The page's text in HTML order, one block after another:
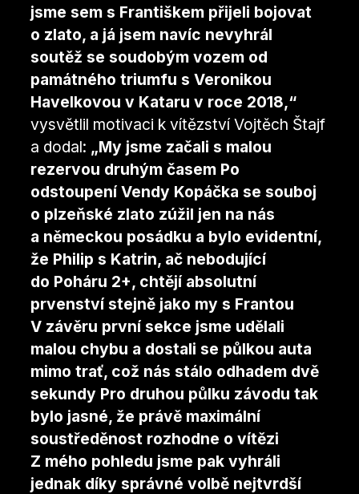
jsme sem s Františkem přijeli bojovat
o zlato, a já jsem navíc nevyhrál
soutěž se soudobým vozem od
památného triumfu s Veronikou
Havelkovou v Kataru v roce 2018,“
vysvětlil motivaci k vítězství Vojtěch Štajf
a dodal: „My jsme začali s malou
rezervou druhým časem Po
odstoupení Vendy Kopáčka se souboj
o plzeňské zlato zúžil jen na nás
a německou posádku a bylo evidentní,
že Philip s Katrin, ač nebodující
do Poháru 2+, chtějí absolutní
prvenství stejně jako my s Frantou
V závěru první sekce jsme udělali
malou chybu a dostali se půlkou auta
mimo trať, což nás stálo odhadem dvě
sekundy Pro druhou půlku závodu tak
bylo jasné, že právě maximální
soustředěnost rozhodne o vítězi
Z mého pohledu jsme pak vyhráli
jednak díky správné volbě nejtvrdší